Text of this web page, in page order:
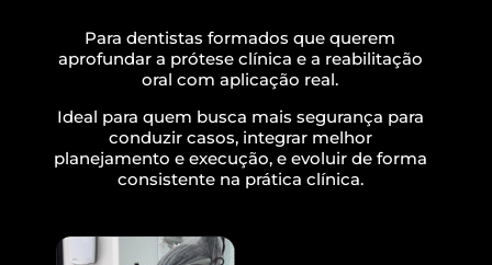
Paradentistas formados que querem
aprofundar a prótese clínica e a reabilitação
oral com aplicação real.
Ideal para quem busca mais segurança para
conduzir casos, integrar melhor
planejamento e execução, e evoluir de forma
consistente na prática clínica.